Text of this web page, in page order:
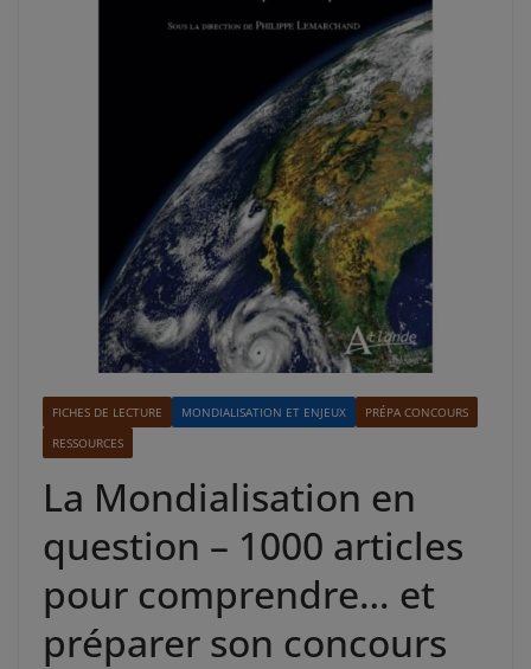
FICHES DE LECTURE MONDIALISATION ET ENJEUX
PRÉPA CONCOURS
RESSOURCES
La Mondialisation en
question – 1000 articles
pour comprendre… et
préparer son concours